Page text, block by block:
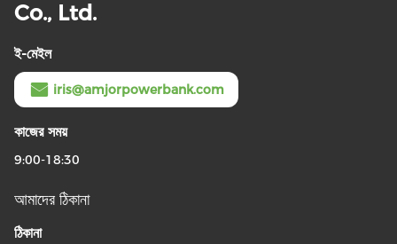
Co., Ltd.
ই-মেইল
iris@amjorpowerbank.com
কাজের সময়
9:00-18:30
আমাদের ঠিকানা
ঠিকানা